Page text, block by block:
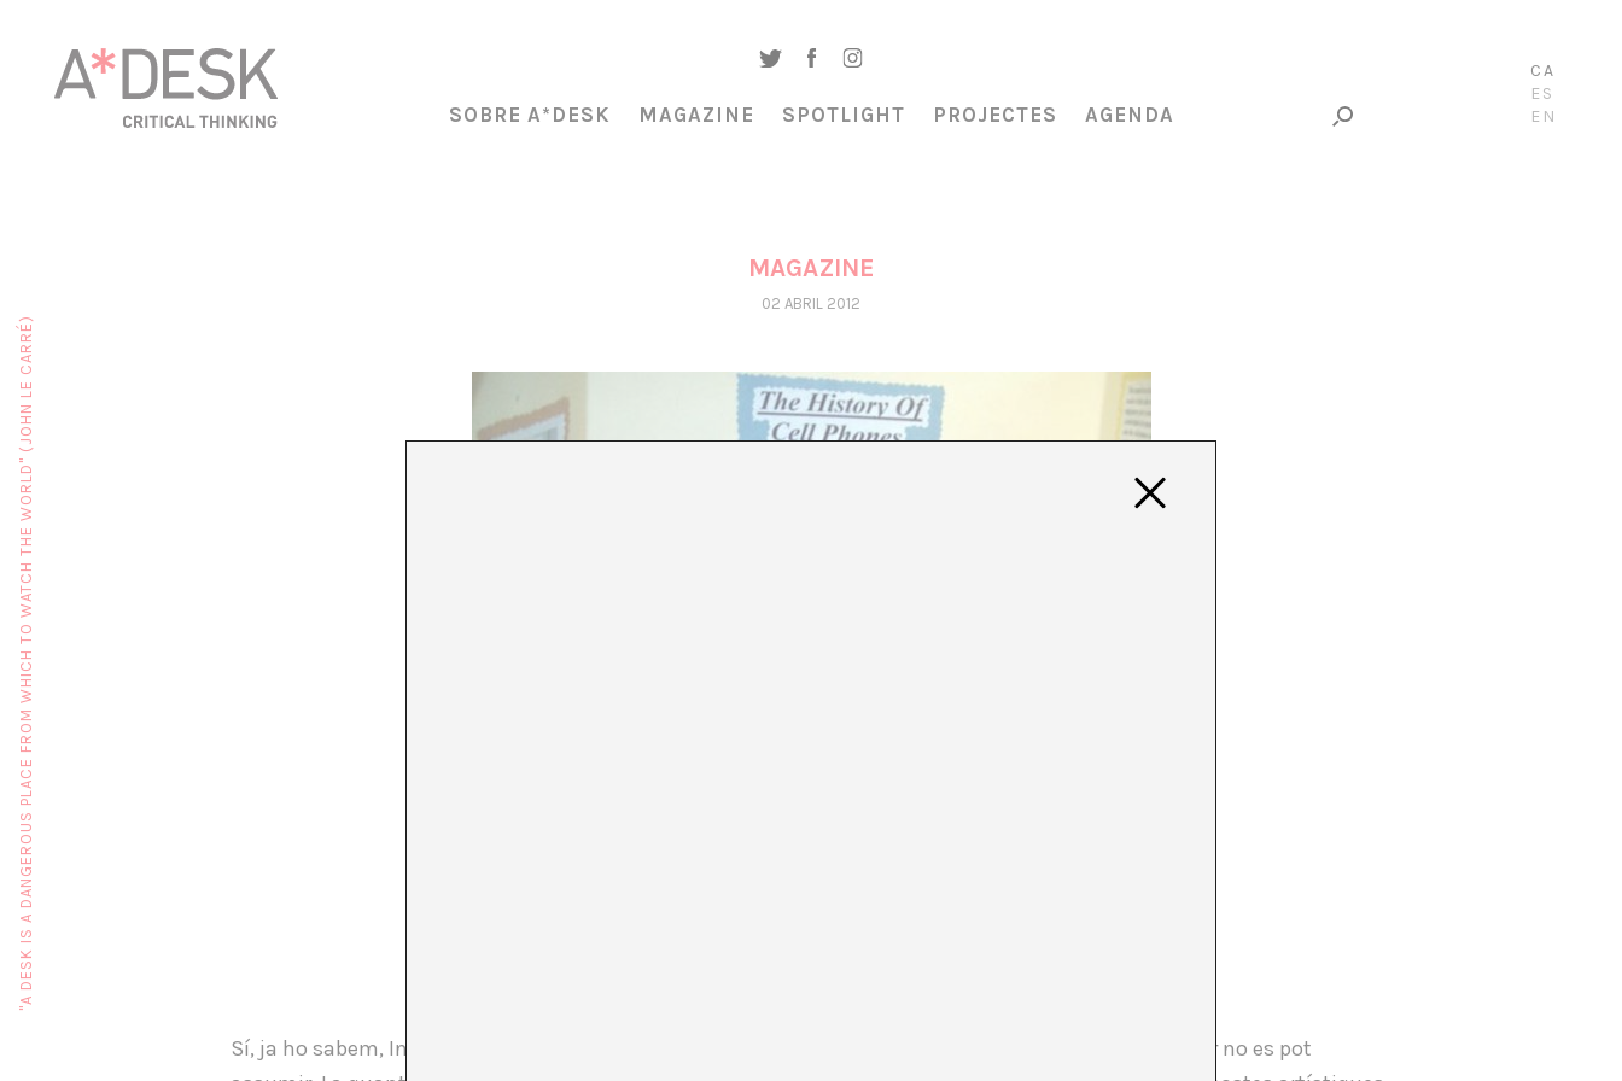
CA
ES
EN
SOBRE A*DESK MAGAZINE SPOTLIGHT PROJECTES AGENDA
MAGAZINE
02 ABRIL 2012
Sí, ja ho sabem, Internet ho va canviar tot. El volum d’informació que se suposa que hem de controlar no es pot
"A DESK IS A DANGEROUS PLACE FROM WHICH TO WATCH THE WORLD" (JOHN LE CARRÉ)